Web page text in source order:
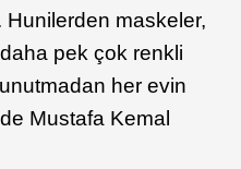
maskeler,
pek çok renkli
her evin
Mustafa Kemal